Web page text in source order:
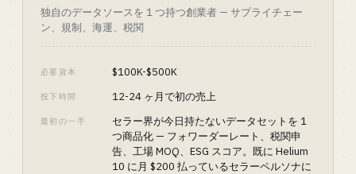
独自のデータソースを 1 つ持つ創業者 — サプライチェー
ン、規制、海運、税関
必要資本 $100K-$500K
投下時間 12-24 ヶ月で初の売上
最初の一手
セラー界が今日持たないデータセットを 1
つ商品化 — フォワーダーレート、税関申
告、工場 MOQ、ESG スコア。既に Helium
10 に月 $200 払っているセラーペルソナに